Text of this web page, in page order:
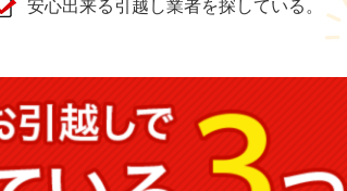
安心出来る引越し業者を探している。